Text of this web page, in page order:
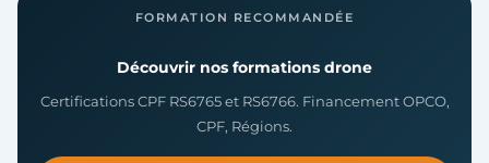
FORMATION RECOMMANDÉE
Découvrir nos formations drone
Certifications CPF RS6765 et RS6766. Financement OPCO,
CPF, Régions.